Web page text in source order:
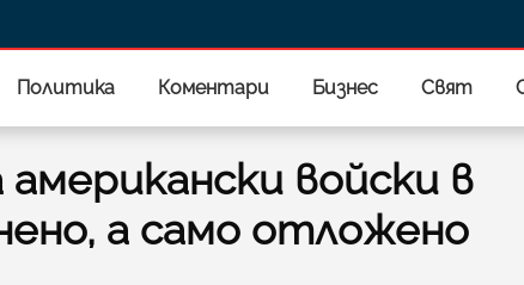
Политика Коментари Бизнес Свят
войски в
а само отложено